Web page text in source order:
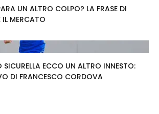
UN ALTRO COLPO? LA FRASE DI
IL MERCATO
SICURELLA ECCO UN ALTRO INNESTO:
DI FRANCESCO CORDOVA